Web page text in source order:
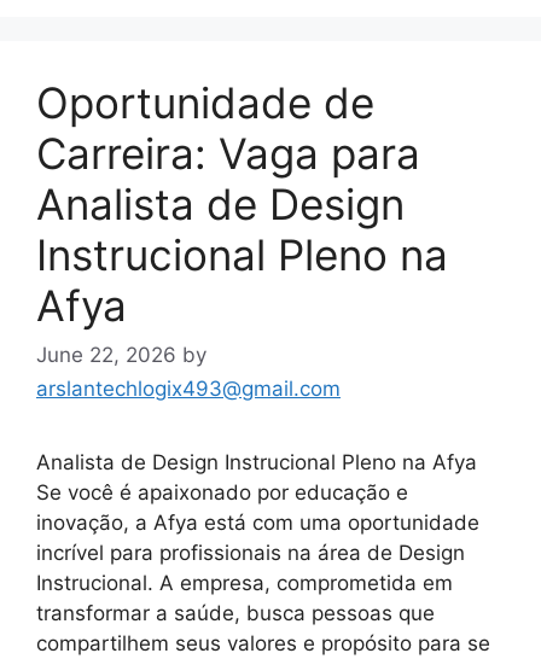
Oportunidade de
Carreira: Vaga para
Analista de Design
Instrucional Pleno na
Afya
June 22, 2026 by
arslantechlogix493@gmail.com
Analista de Design Instrucional Pleno na Afya
Se você é apaixonado por educação e
inovação, a Afya está com uma oportunidade
incrível para profissionais na área de Design
Instrucional. A empresa, comprometida em
transformar a saúde, busca pessoas que
compartilhem seus valores e propósito para se